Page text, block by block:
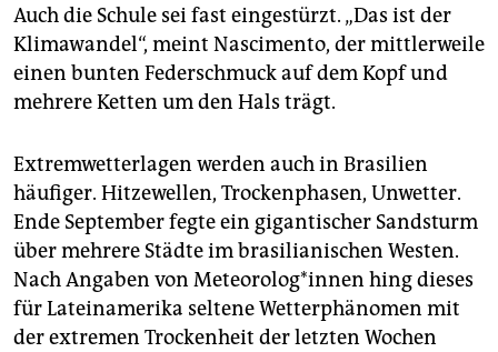
Auch die Schule sei fast eingestürzt. „Das ist der
Klimawandel“, meint Nascimento, der mittlerweile
einen bunten Federschmuck auf dem Kopf und
mehrere Ketten um den Hals trägt.
Extremwetterlagen werden auch in Brasilien
häufiger. Hitzewellen, Trockenphasen, Unwetter.
Ende September fegte ein gigantischer Sandsturm
über mehrere Städte im brasilianischen Westen.
Nach Angaben von Me­teo­ro­lo­g*in­nen hing dieses
für Lateinamerika seltene Wetterphänomen mit
der extremen Trockenheit der letzten Wochen